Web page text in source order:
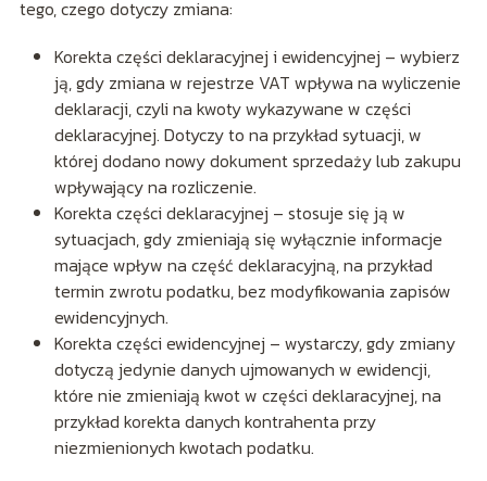
tego, czego dotyczy zmiana:
Korekta części deklaracyjnej i ewidencyjnej – wybierz
ją, gdy zmiana w rejestrze VAT wpływa na wyliczenie
deklaracji, czyli na kwoty wykazywane w części
deklaracyjnej. Dotyczy to na przykład sytuacji, w
której dodano nowy dokument sprzedaży lub zakupu
wpływający na rozliczenie.
Korekta części deklaracyjnej – stosuje się ją w
sytuacjach, gdy zmieniają się wyłącznie informacje
mające wpływ na część deklaracyjną, na przykład
termin zwrotu podatku, bez modyfikowania zapisów
ewidencyjnych.
Korekta części ewidencyjnej – wystarczy, gdy zmiany
dotyczą jedynie danych ujmowanych w ewidencji,
które nie zmieniają kwot w części deklaracyjnej, na
przykład korekta danych kontrahenta przy
niezmienionych kwotach podatku.